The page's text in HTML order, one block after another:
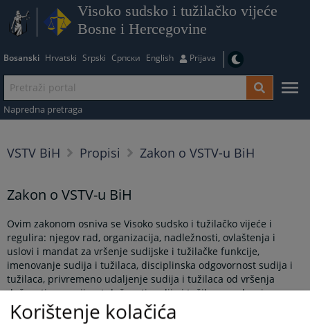
Visoko sudsko i tužilačko vijeće
Bosne i Hercegovine
Bosanski Hrvatski Srpski Српски English Prijava
Napredna pretraga
VSTV BiH Propisi Zakon o VSTV-u BiH
Zakon o VSTV-u BiH
Ovim zakonom osniva se Visoko sudsko i tužilačko vijeće i
regulira: njegov rad, organizacija, nadležnosti, ovlaštenja i
uslovi i mandat za vršenje sudijske i tužilačke funkcije,
imenovanje sudija i tužilaca, disciplinska odgovornost sudija i
tužilaca, privremeno udaljenje sudija i tužilaca od vršenja
dužnosti, nespojivost dužnosti sudija i tužilaca sa drugim
funkcijama, prestanak mandata sudija i tužilaca i druga pitanja
u vezi sa radom Visokog sudskog i tužilačkog vijeća.
Korištenje kolačića